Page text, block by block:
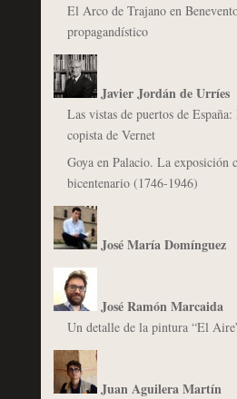
El Arco de Trajano en
propagandístico
Javier Jordán de Urríes
Las vistas de puertos de
copista de Vernet
Goya en Palacio. La exposición
bicentenario (1746-1946)
José María Domínguez
José Ramón Marcaida
Un detalle de la pintura “El
Juan Aguilera Martín